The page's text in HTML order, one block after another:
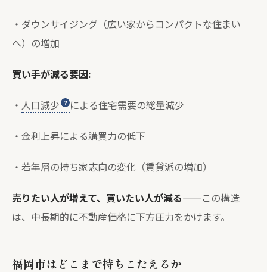
・ダウンサイジング（広い家からコンパクトな住まい
へ）の増加
買い手が減る要因:
・ 人口減少 による住宅需要の総量減少
・金利上昇による購買力の低下
・若年層の持ち家志向の変化（賃貸派の増加）
売りたい人が増えて、買いたい人が減る——この構造
は、中長期的に不動産価格に下方圧力をかけます。
福岡市はどこまで持ちこたえるか